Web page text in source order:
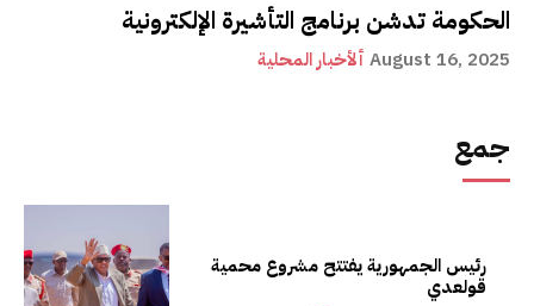
الحكومة تدشن برنامج التأشيرة الإلكترونية
ألأخبار المحلية August 16, 2025
جمع
رئيس الجمهورية يفتتح مشروع محمية
قولعدي